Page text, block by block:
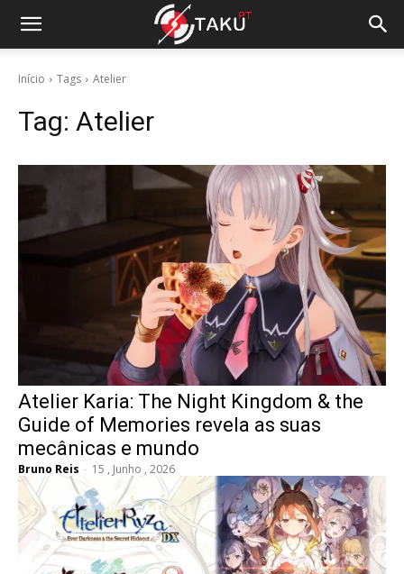
Início Tags Atelier
Tag: Atelier
Atelier Karia: The Night Kingdom & the
Guide of Memories revela as suas
mecânicas e mundo
Bruno Reis - 15 , Junho , 2026